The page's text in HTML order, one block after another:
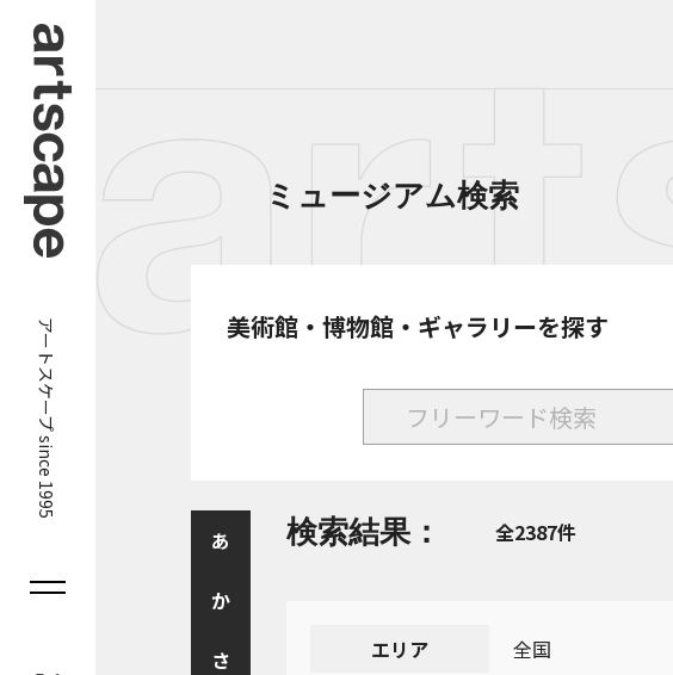
アートスケープ since 1995
ミュージアム検索
美術館・博物館・ギャラリーを探す
あ
か
さ
検索結果： 全2387件
エリア 全国